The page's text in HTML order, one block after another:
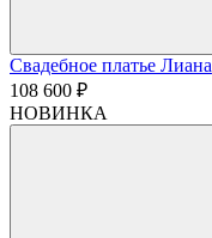
Свадебное платье Лиана
108 600 ₽
НОВИНКА